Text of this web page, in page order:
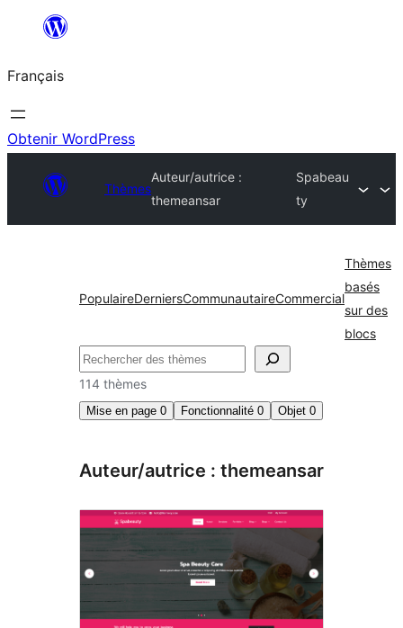
contenu
Français
Obtenir WordPress
Thèmes
Auteur/autrice :
themeansar
Spabeau
ty
PopulaireDerniersCommunautaireCommercial
Thèmes
basés
sur des
blocs
Rechercher
114 thèmes
Mise en page 0 Fonctionnalité 0 Objet 0
Auteur/autrice : themeansar